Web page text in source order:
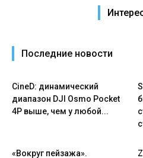
Последние новости
CineD: динамический
диапазон DJI Osmo Pocket
4P выше, чем у любой...
«Вокруг пейзажа».